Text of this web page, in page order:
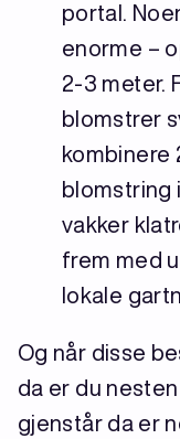
portal.
enorme –
2-3 meter.
blomstrer
kombinere
blomstring
vakker
frem med
lokale
Og når disse
da er du
gjenstår da er